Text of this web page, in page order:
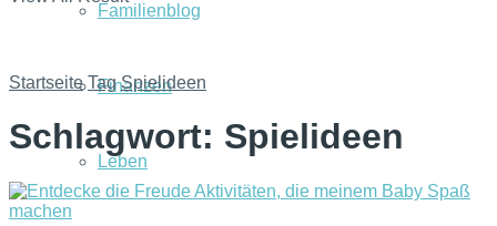
Familienblog
Finanzen
Leben
Startseite Tag Spielideen
Schlagwort: Spielideen